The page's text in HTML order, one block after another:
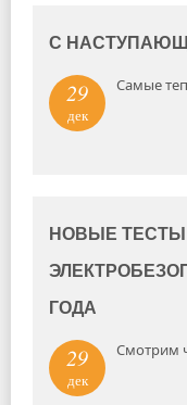
С
29
дек
Самые
НОВЫЕ
ГОДА
29
дек
Смотрим